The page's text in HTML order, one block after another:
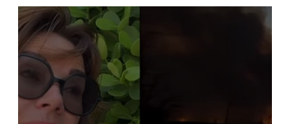
semé la panique dans son
équipe